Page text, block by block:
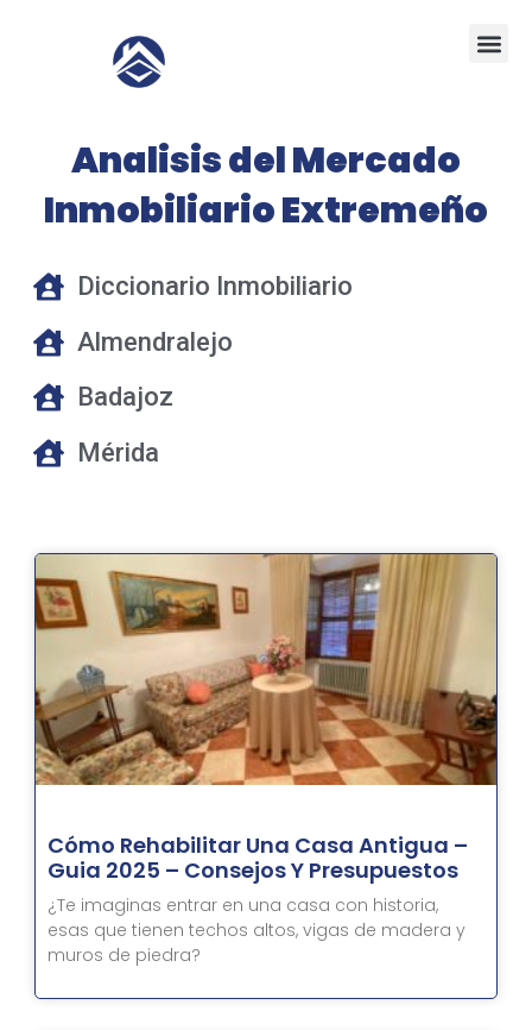
Analisis del Mercado
Inmobiliario Extremeño
Diccionario Inmobiliario
Almendralejo
Badajoz
Mérida
Cómo Rehabilitar Una Casa Antigua –
Guia 2025 – Consejos Y Presupuestos
¿Te imaginas entrar en una casa con historia,
esas que tienen techos altos, vigas de madera y
muros de piedra?
Página
Página
Página
Página
Página
Página
Página
Página
Página
PáginaPágina
PáginaPáginaPáginaPáginaPáginaPáginaPáginaPágina
PáginaPágina